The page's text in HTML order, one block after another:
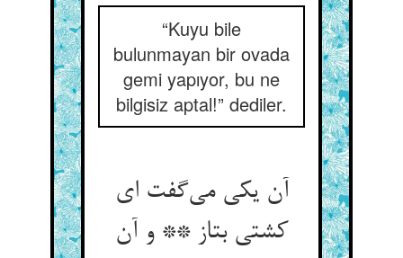
“Kuyu bile
bulunmayan bir ovada
gemi yapıyor, bu ne
bilgisiz aptal!” dediler.
آن یکی می‌گفت ای
کشتی بتاز ** و آن